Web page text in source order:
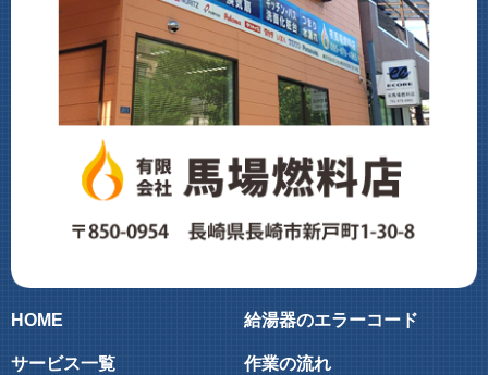
HOME
サービス一覧
給湯器のエラーコード
作業の流れ